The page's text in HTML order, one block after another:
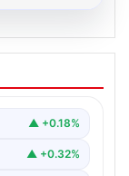
iletişim
▲ +0.18%
▲ +0.32%